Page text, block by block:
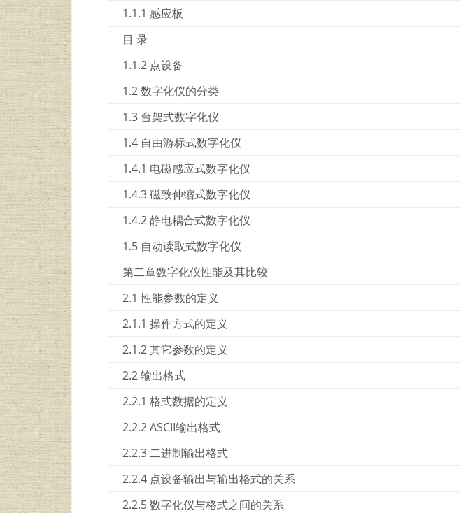
1.1.1 感应板
目 录
1.1.2 点设备
1.2 数字化仪的分类
1.3 台架式数字化仪
1.4 自由游标式数字化仪
1.4.1 电磁感应式数字化仪
1.4.3 磁致伸缩式数字化仪
1.4.2 静电耦合式数字化仪
1.5 自动读取式数字化仪
第二章数字化仪性能及其比较
2.1 性能参数的定义
2.1.1 操作方式的定义
2.1.2 其它参数的定义
2.2 输出格式
2.2.1 格式数据的定义
2.2.2 ASCII输出格式
2.2.3 二进制输出格式
2.2.4 点设备输出与输出格式的关系
2.2.5 数字化仪与格式之间的关系